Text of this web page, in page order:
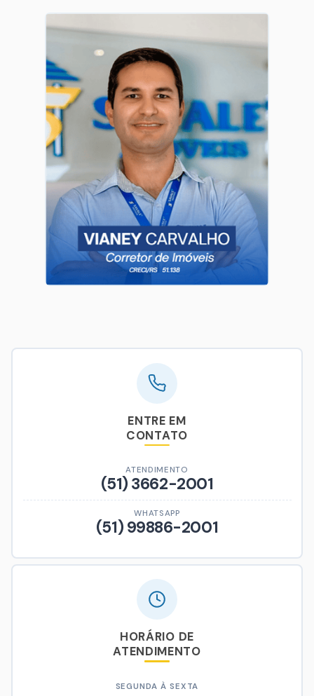
ENTRE EM
CONTATO
ATENDIMENTO
(51) 3662-2001
WHATSAPP
(51) 99886-2001
HORÁRIO DE
ATENDIMENTO
SEGUNDA À SEXTA